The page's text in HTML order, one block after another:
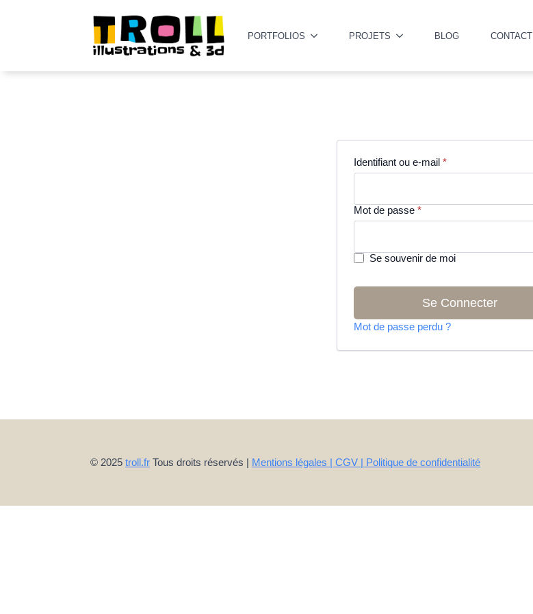
PORTFOLIOS PROJETS BLOG CONTACT
Identifiant ou e-mail *Obligatoire
Mot de passe *Obligatoire
Se souvenir de moi
Se Connecter
Mot de passe perdu ?
© 2025 troll.fr Tous droits réservés | Mentions légales | CGV | Politique de confidentialité